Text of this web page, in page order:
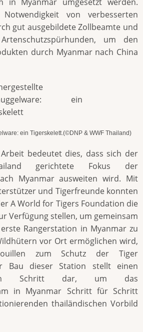
in Myanmar umgesetzt werden.
von verbesserten
gut ausgebildete Zollbeamte und
um den
durch Myanmar nach China
ein Tigerskelett.(©DNP & WWF Thailand)
bedeutet dies, dass sich der
gerichtete Fokus der
Myanmar ausweiten wird. Mit
und Tigerfreunde konnten
A World for Tigers Foundation die
Verfügung stellen, um gemeinsam
Rangerstation in Myanmar zu
vor Ort ermöglichen wird,
zum Schutz der Tiger
Bau dieser Station stellt einen
Schritt dar, um das
in Myanmar Schritt für Schritt
thailändischen Vorbild